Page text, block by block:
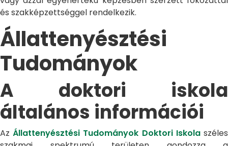
és szakképzettséggel rendelkezik.
Állattenyésztési
Tudományok
A doktori iskola
általános információi
AzÁllattenyésztési Tudományok Doktori Iskolaszéles